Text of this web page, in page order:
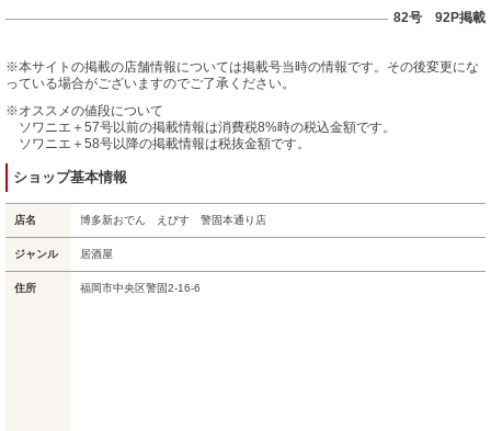
82号 92P掲載
※本サイトの掲載の店舗情報については掲載号当時の情報です。その後変更にな
っている場合がございますのでご了承ください。
※オススメの値段について
ソワニエ＋57号以前の掲載情報は消費税8%時の税込金額です。
ソワニエ＋58号以降の掲載情報は税抜金額です。
ショップ基本情報
店名 博多新おでん えびす 警固本通り店
ジャンル 居酒屋
住所 福岡市中央区警固2-16-6